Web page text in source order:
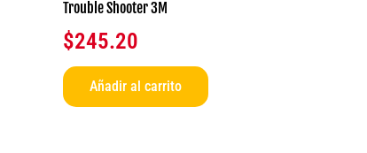
Trouble Shooter 3M
$245.20
Añadir al carrito